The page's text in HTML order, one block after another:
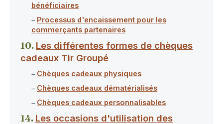
bénéficiaires
Processus d'encaissement pour les
commerçants partenaires
Les différentes formes de chèques
cadeaux Tir Groupé
Chèques cadeaux physiques
Chèques cadeaux dématérialisés
Chèques cadeaux personnalisables
Les occasions d'utilisation des